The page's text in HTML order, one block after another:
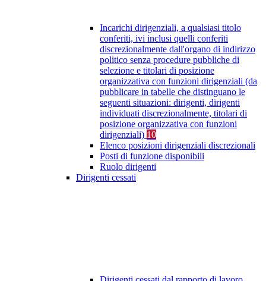
Incarichi dirigenziali, a qualsiasi titolo
conferiti, ivi inclusi quelli conferiti
discrezionalmente dall'organo di indirizzo
politico senza procedure pubbliche di
selezione e titolari di posizione
organizzativa con funzioni dirigenziali (da
pubblicare in tabelle che distinguano le
seguenti situazioni: dirigenti, dirigenti
individuati discrezionalmente, titolari di
posizione organizzativa con funzioni
dirigenziali) 10
Elenco posizioni dirigenziali discrezionali
Posti di funzione disponibili
Ruolo dirigenti
Dirigenti cessati